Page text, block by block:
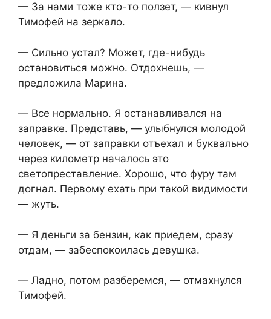
— За нами тоже кто-то ползет, — кивнул
Тимофей на зеркало.
— Сильно устал? Может, где-нибудь
остановиться можно. Отдохнешь, —
предложила Марина.
— Все нормально. Я останавливался на
заправке. Представь, — улыбнулся молодой
человек, — от заправки отъехал и буквально
через километр началось это
светопреставление. Хорошо, что фуру там
догнал. Первому ехать при такой видимости
— жуть.
— Я деньги за бензин, как приедем, сразу
отдам, — забеспокоилась девушка.
— Ладно, потом разберемся, — отмахнулся
Тимофей.